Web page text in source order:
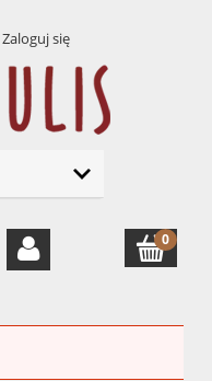
Zaloguj się